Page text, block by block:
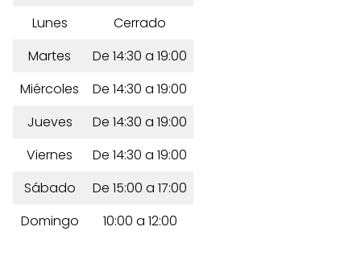
Lunes
Cerrado
Martes
De 14:30 a 19:00
Miércoles
De 14:30 a 19:00
Jueves
De 14:30 a 19:00
Viernes
De 14:30 a 19:00
Sábado
De 15:00 a 17:00
Domingo
10:00 a 12:00